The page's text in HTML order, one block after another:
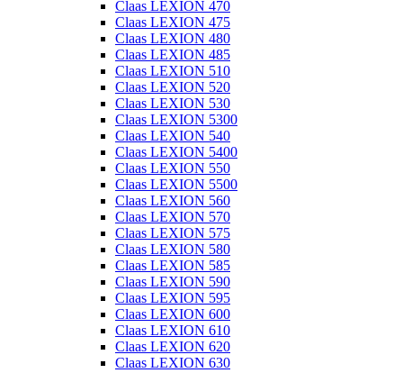
Claas LEXION 470
Claas LEXION 475
Claas LEXION 480
Claas LEXION 485
Claas LEXION 510
Claas LEXION 520
Claas LEXION 530
Claas LEXION 5300
Claas LEXION 540
Claas LEXION 5400
Claas LEXION 550
Claas LEXION 5500
Claas LEXION 560
Claas LEXION 570
Claas LEXION 575
Claas LEXION 580
Claas LEXION 585
Claas LEXION 590
Claas LEXION 595
Claas LEXION 600
Claas LEXION 610
Claas LEXION 620
Claas LEXION 630